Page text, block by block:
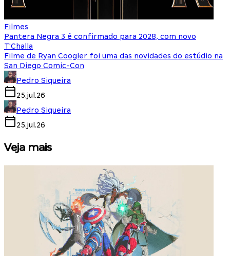
Filmes
Pantera Negra 3 é confirmado para 2028, com novo
T'Challa
Filme de Ryan Coogler foi uma das novidades do estúdio na
San Diego Comic-Con
Pedro Siqueira
25.jul.26
Pedro Siqueira
25.jul.26
Veja mais